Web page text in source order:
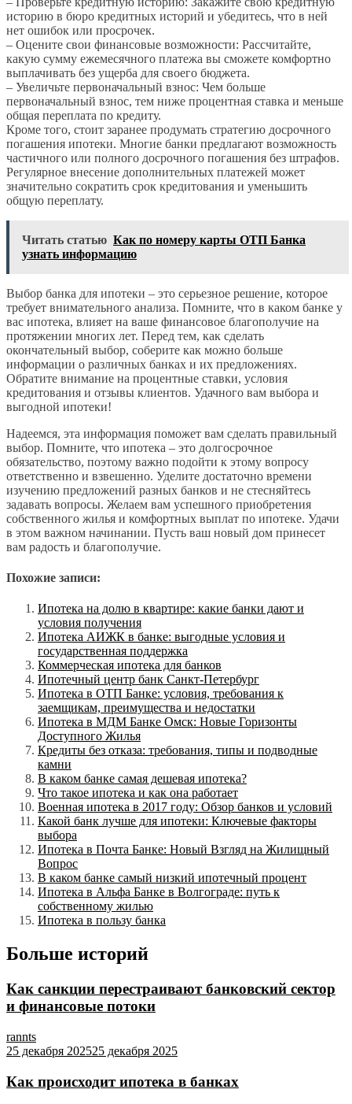
историю в бюро кредитных историй и убедитесь, что в ней
нет ошибок или просрочек.
– Оцените свои финансовые возможности: Рассчитайте,
какую сумму ежемесячного платежа вы сможете комфортно
выплачивать без ущерба для своего бюджета.
– Увеличьте первоначальный взнос: Чем больше
первоначальный взнос, тем ниже процентная ставка и меньше
общая переплата по кредиту.
Кроме того, стоит заранее продумать стратегию досрочного
погашения ипотеки. Многие банки предлагают возможность
частичного или полного досрочного погашения без штрафов.
Регулярное внесение дополнительных платежей может
значительно сократить срок кредитования и уменьшить
общую переплату.
Читать статью Как по номеру карты ОТП Банка
узнать информацию
Выбор банка для ипотеки – это серьезное решение, которое
требует внимательного анализа. Помните, что в каком банке у
вас ипотека, влияет на ваше финансовое благополучие на
протяжении многих лет. Перед тем, как сделать
окончательный выбор, соберите как можно больше
информации о различных банках и их предложениях.
Обратите внимание на процентные ставки, условия
кредитования и отзывы клиентов. Удачного вам выбора и
выгодной ипотеки!
Надеемся, эта информация поможет вам сделать правильный
выбор. Помните, что ипотека – это долгосрочное
обязательство, поэтому важно подойти к этому вопросу
ответственно и взвешенно. Уделите достаточно времени
изучению предложений разных банков и не стесняйтесь
задавать вопросы. Желаем вам успешного приобретения
собственного жилья и комфортных выплат по ипотеке. Удачи
в этом важном начинании. Пусть ваш новый дом принесет
вам радость и благополучие.
Похожие записи:
Ипотека на долю в квартире: какие банки дают и
условия получения
Ипотека АИЖК в банке: выгодные условия и
государственная поддержка
Коммерческая ипотека для банков
Ипотечный центр банк Санкт-Петербург
Ипотека в ОТП Банке: условия, требования к
заемщикам, преимущества и недостатки
Ипотека в МДМ Банке Омск: Новые Горизонты
Доступного Жилья
Кредиты без отказа: требования, типы и подводные
камни
В каком банке самая дешевая ипотека?
Что такое ипотека и как она работает
Военная ипотека в 2017 году: Обзор банков и условий
Какой банк лучше для ипотеки: Ключевые факторы
выбора
Ипотека в Почта Банке: Новый Взгляд на Жилищный
Вопрос
В каком банке самый низкий ипотечный процент
Ипотека в Альфа Банке в Волгограде: путь к
собственному жилью
Ипотека в пользу банка
Больше историй
Как санкции перестраивают банковский сектор
и финансовые потоки
rannts
25 декабря 202525 декабря 2025
Как происходит ипотека в банках